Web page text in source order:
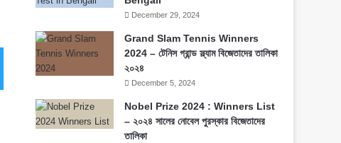
December 29, 2024
Grand Slam Tennis Winners
2024 – টেনিস গ্রান্ড স্ল্যাম বিজেতাদের তালিকা
২০২৪
December 5, 2024
Nobel Prize 2024 : Winners List
– ২০২৪ সালের নোবেল পুরস্কার বিজেতাদের
তালিকা